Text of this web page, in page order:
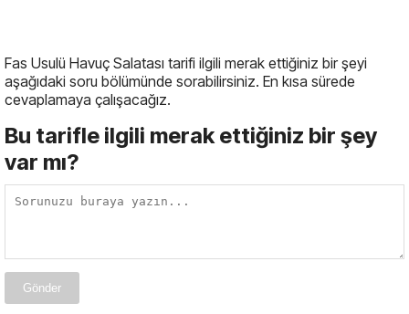
Fas Usulü Havuç Salatası tarifi ilgili merak ettiğiniz bir şeyi
aşağıdaki soru bölümünde sorabilirsiniz. En kısa sürede
cevaplamaya çalışacağız.
Bu tarifle ilgili merak ettiğiniz bir şey
var mı?
Gönder